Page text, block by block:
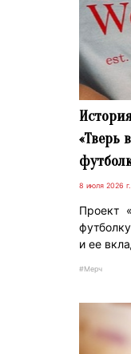
«Тверь
8 июля 2026 г.
Проект
и ее
#Мерч